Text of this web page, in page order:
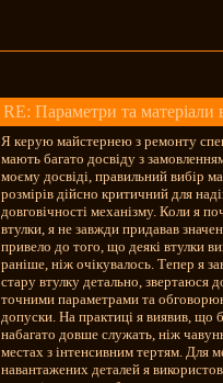
RE: Параметри та матеріали
Я керую майстернею з ремонту
мають багато досвіду з
моєму досвіді, правильний вибір
розмірів дійсно критичний для
довговічності механізму. Коли я
втулки, я не завжди придавав
привело до того, що деякі втулки
раніше, ніж очікувалось. Тепер я
стару втулку детально, звертаюся
точними параметрами та
допуски. На практиці я виявив, що
набагато довше служать, ніж
местах з інтенсивним тертям. Для
навантажених деталей я